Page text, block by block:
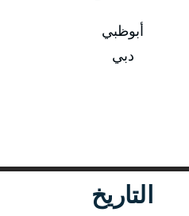
أبوظبي
دبي
التاريخ